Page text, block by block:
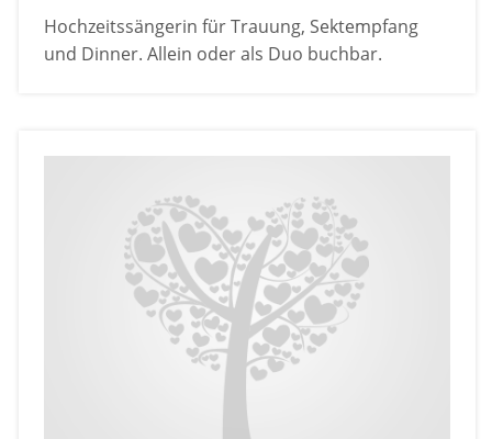
Hochzeitssängerin für Trauung, Sektempfang
und Dinner. Allein oder als Duo buchbar.